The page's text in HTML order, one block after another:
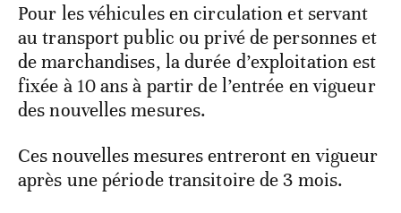
Pour les véhicules en circulation et servant
au transport public ou privé de personnes et
de marchandises, la durée d’exploitation est
fixée à 10 ans à partir de l’entrée en vigueur
des nouvelles mesures.
Ces nouvelles mesures entreront en vigueur
après une période transitoire de 3 mois.